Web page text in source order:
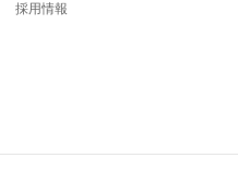
採用情報